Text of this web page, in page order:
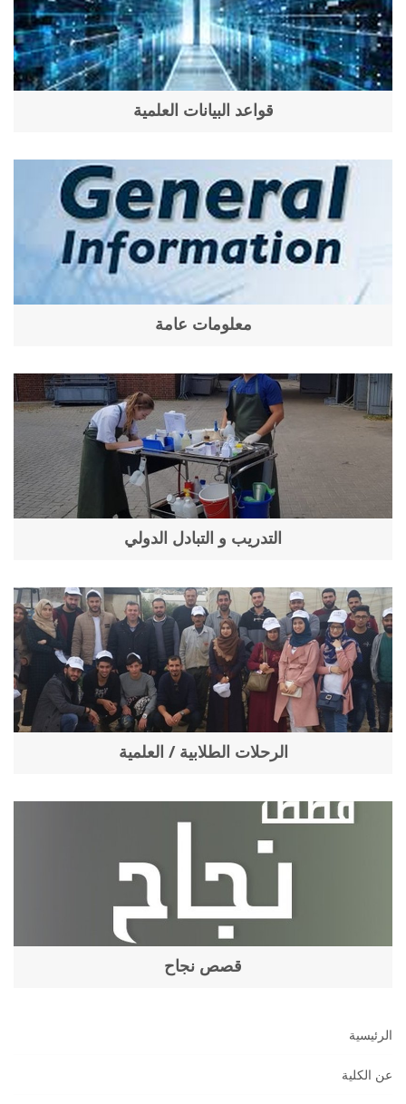
قواعد البيانات العلمية
معلومات عامة
التدريب و التبادل الدولي
الرحلات الطلابية / العلمية
قصص نجاح
الرئيسية
عن الكلية